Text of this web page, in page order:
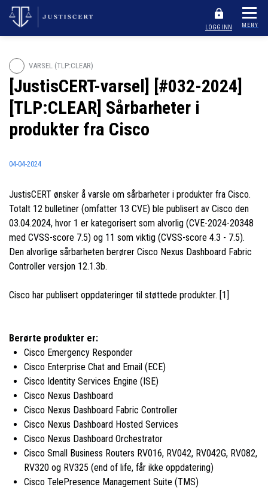
LOGG INN MENY
VARSEL (TLP:CLEAR)
[JustisCERT-varsel] [#032-2024]
[TLP:CLEAR] Sårbarheter i
produkter fra Cisco
04-04-2024
JustisCERT ønsker å varsle om sårbarheter i produkter fra Cisco.
Totalt 12 bulletiner (omfatter 13 CVE) ble publisert av Cisco den
03.04.2024, hvor 1 er kategorisert som alvorlig (CVE-2024-20348
med CVSS-score 7.5) og 11 som viktig (CVSS-score 4.3 - 7.5).
Den alvorlige sårbarheten berører Cisco Nexus Dashboard Fabric
Controller versjon 12.1.3b.
Cisco har publisert oppdateringer til støttede produkter. [1]
Berørte produkter er:
Cisco Emergency Responder
Cisco Enterprise Chat and Email (ECE)
Cisco Identity Services Engine (ISE)
Cisco Nexus Dashboard
Cisco Nexus Dashboard Fabric Controller
Cisco Nexus Dashboard Hosted Services
Cisco Nexus Dashboard Orchestrator
Cisco Small Business Routers RV016, RV042, RV042G, RV082,
RV320 og RV325 (end of life, får ikke oppdatering)
Cisco TelePresence Management Suite (TMS)